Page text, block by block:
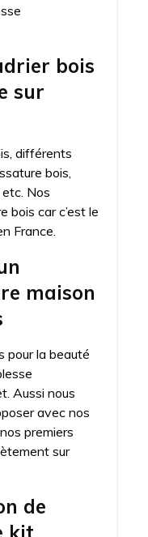
bois
sur
différents
bois,
Nos
bois car c’est le
France.
maison
pour la beauté
Aussi nous
avec nos
premiers
sur
de
kit